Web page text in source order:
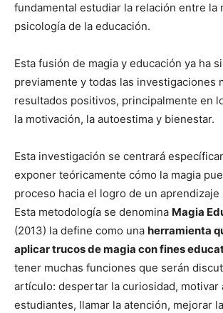
fundamental estudiar la relación entre la
psicología de la educación.
Esta fusión de magia y educación ya ha
previamente y todas las investigaciones
resultados positivos, principalmente en
la motivación, la autoestima y bienestar.
Esta investigación se centrará
exponer teóricamente cómo la magia
proceso hacia el logro de un
Esta metodología se denomina Magia
(2013) la define como una herramienta
aplicar trucos de magia con fines
tener muchas funciones que serán
artículo: despertar la curiosidad, motivar
estudiantes, llamar la atención, mejorar